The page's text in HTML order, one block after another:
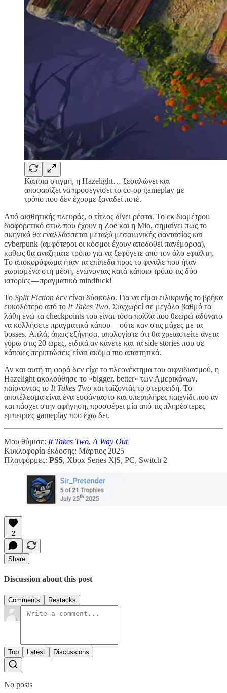
Κάποια στιγμή, η Hazelight… ξεσαλώνει και
αποφασίζει να προσεγγίσει το co-op gameplay με
τρόπο που δεν έχουμε ξαναδεί ποτέ.
Από αισθητικής πλευράς, ο τίτλος δίνει ρέστα. Το εκ διαμέτρου
διαφορετικό στυλ που έχουν η Zoe και η Mio, σημαίνει πως το
σκηνικό θα εναλλάσσεται μεταξύ μεσαιωνικής φαντασίας και
cyberpunk (αμφότεροι οι κόσμοι έχουν αποδοθεί πανέμορφα),
καθώς θα αναζητάτε τρόπο για να ξεφύγετε από τον όλο εφιάλτη.
Το αποκορύφωμα ήταν τα επίπεδα προς το φινάλε που ήταν
χωρισμένα στη μέση, ενώνοντας κατά κάποιο τρόπο τις δύο
ιστορίες — πραγματικό mindfuck!
Το Split Fiction δεν είναι δύσκολο. Για να είμαι ειλικρινής το βρήκα
ευκολότερο από το It Takes Two. Συγχωρεί σε μεγάλο βαθμό τα
λάθη ενώ τα checkpoints του είναι τόσα πολλά που θεωρώ αδύνατο
να κολλήσετε πραγματικά κάπου — ούτε καν στις μάχες με τα
bosses. Απλά, όπως εξήγησα, υπολογίστε ότι θα χρειαστείτε άνετα
γύρω στις 20 ώρες, ειδικά αν κάνετε και τα side stories που σε
κάποιες περιπτώσεις είναι ακόμα πιο απαιτητικά.
Αν και αυτή τη φορά δεν είχε το πλεονέκτημα του αιφνιδιασμού, η
Hazelight ακολούθησε το «bigger, better» των Αμερικάνων,
παίρνοντας το It Takes Two και ταΐζοντάς το στεροειδή. Το
αποτέλεσμα είναι ένα ευφάνταστο και υπερπλήρες παιχνίδι που αν
και πάσχει στην αφήγηση, προσφέρει μία από τις πληρέστερες
εμπειρίες gameplay που έχω δει.
Μου θύμισε: It Takes Two, A Way Out
Κυκλοφορία έκδοσης: Μάρτιος 2025
Πλατφόρμες: PS5, Xbox Series X|S, PC, Switch 2
2
Share
Discussion about this post
Comments Restacks
Top Latest Discussions
No posts